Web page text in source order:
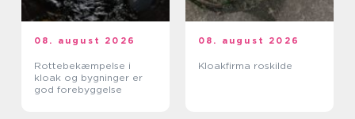
08. august 2026
Rottebekæmpelse i
kloak og bygninger er
god forebyggelse
08. august 2026
Kloakfirma roskilde